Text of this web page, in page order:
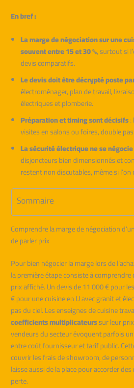
En bref :
La marge de négociation sur une
souvent entre 15 et 30 %, surtout si
devis comparatifs.
Le devis doit être décrypté poste
électroménager, plan de travail,
électriques et plomberie.
Préparation et timing sont décisifs:
visites en salons ou foires, double
La sécurité électrique ne se
disjoncteurs bien dimensionnés et
restent non discutables, même si
Sommaire
Comprendre la marge de négociation
de parler prix
Pour bien négocier la marge lors de
la première étape consiste à
prix affiché. Un devis de 11 000 € pour
€ pour une cuisine en U avec granit et
pas du ciel. Les enseignes de cuisine
coefficients multiplicateurssur leur
vendeurs du secteur évoquent parfois
entre coût fournisseur et tarif public.
couvrir les frais de showroom, de
laisse aussi de la place pour accorder
perte.